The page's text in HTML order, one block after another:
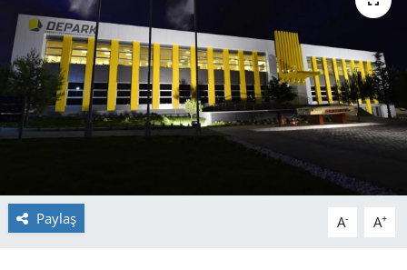
Paylaş A- A+
KÜLTÜR SANAT
MAGAZİN
POLİTİKA
SAĞLIK